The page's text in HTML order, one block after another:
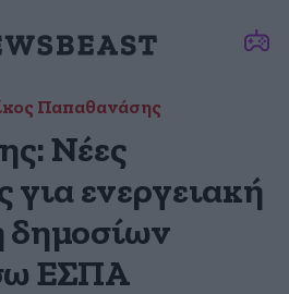
Παπαθανάσης
Νέες
για ενεργειακή
δημοσίων
ΕΣΠΑ